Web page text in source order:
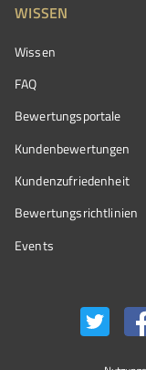
WISSEN
Wissen
FAQ
Bewertungsportale
Kundenbewertungen
Kundenzufriedenheit
Bewertungs­richtlinien
Events